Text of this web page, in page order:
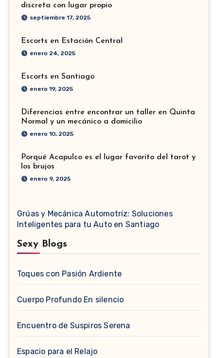
discreta con lugar propio
septiembre 17, 2025
Escorts en Estación Central
enero 24, 2025
Escorts en Santiago
enero 19, 2025
Diferencias entre encontrar un taller en Quinta
Normal y un mecánico a domicilio
enero 10, 2025
Porqué Acapulco es el lugar favorito del tarot y
los brujos
enero 9, 2025
Grúas y Mecánica Automotríz: Soluciones
Inteligentes para tu Auto en Santiago
Sexy Blogs
Toques con Pasión Ardiente
Cuerpo Profundo En silencio
Encuentro de Suspiros Serena
Espacio para el Relajo